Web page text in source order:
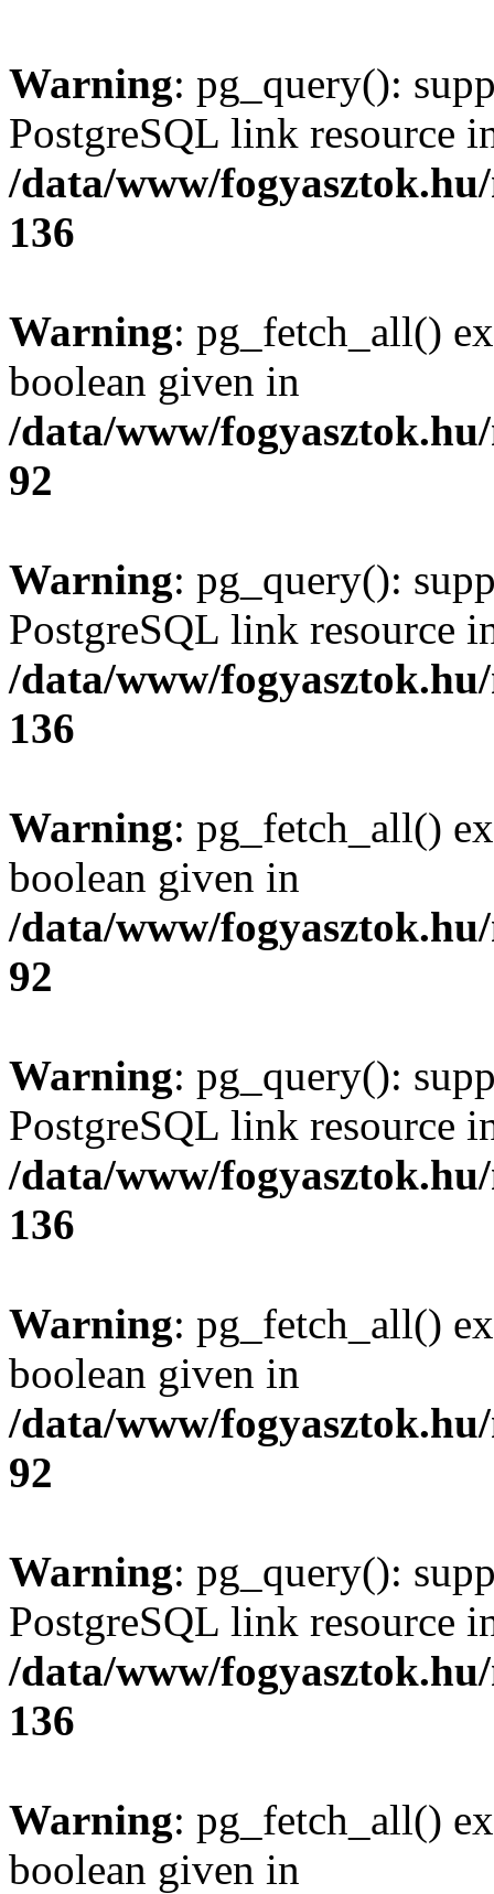
Warning: pg_query():
PostgreSQL link resource
/data/www/
136
Warning: pg_fetch_all()
boolean given in
/data/www/
92
Warning: pg_query():
PostgreSQL link resource
/data/www/
136
Warning: pg_fetch_all()
boolean given in
/data/www/
92
Warning: pg_query():
PostgreSQL link resource
/data/www/
136
Warning: pg_fetch_all()
boolean given in
/data/www/
92
Warning: pg_query():
PostgreSQL link resource
/data/www/
136
Warning: pg_fetch_all()
boolean given in